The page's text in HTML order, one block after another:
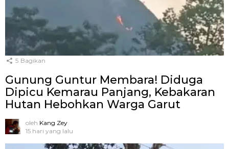
5 Bagikan
Gunung Guntur Membara! Diduga
Dipicu Kemarau Panjang, Kebakaran
Hutan Hebohkan Warga Garut
oleh Kang Zey
15 hari yang lalu